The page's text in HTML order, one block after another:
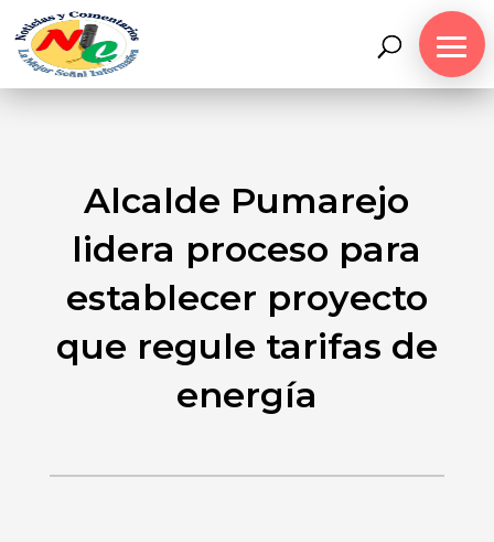
Alcalde Pumarejo
lidera proceso para
establecer proyecto
que regule tarifas de
energía